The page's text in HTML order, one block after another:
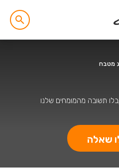
מטבח
תשובה מהמומחים שלנו
שאלה